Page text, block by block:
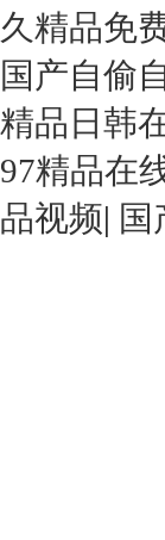
久精品免
国产自偷
精品日韩
97精品在
品视频| 国